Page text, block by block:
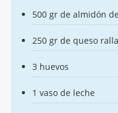
500 gr de almidón
250 gr de queso
3 huevos
1 vaso de leche